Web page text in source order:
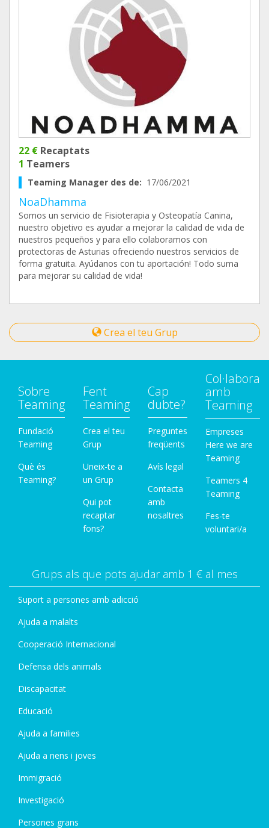
22 € Recaptats
1 Teamers
Teaming Manager des de: 17/06/2021
NoaDhamma
Somos un servicio de Fisioterapia y Osteopatía Canina,
nuestro objetivo es ayudar a mejorar la calidad de vida de
nuestros pequeños y para ello colaboramos con
protectoras de Asturias ofreciendo nuestros servicios de
forma gratuita. Ayúdanos con tu aportación! Todo suma
para mejorar su calidad de vida!
Crea el teu Grup
Sobre
Teaming
Fundació
Teaming
Què és
Teaming?
Fent
Teaming
Crea el teu
Grup
Uneix-te a
un Grup
Qui pot
recaptar
fons?
Cap
dubte?
Preguntes
freqüents
Avís legal
Contacta
amb
nosaltres
Col·labora
amb
Teaming
Empreses
Here we are
Teaming
Teamers 4
Teaming
Fes-te
voluntari/a
Grups als que pots ajudar amb 1 € al mes
Suport a persones amb adicció
Ajuda a malalts
Cooperació Internacional
Defensa dels animals
Discapacitat
Educació
Ajuda a families
Ajuda a nens i joves
Immigració
Investigació
Persones grans